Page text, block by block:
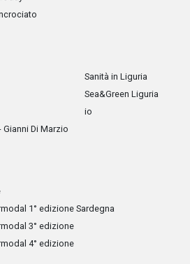
Di Marzio
Sanità in Liguria
Sea&Green Liguria
io
1° edizione Sardegna
3° edizione
4° edizione